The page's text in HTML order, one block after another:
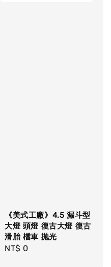
《美式工廠》4.5 漏斗型
大燈 頭燈 復古大燈 復古
滑胎 檔車 抛光
Regular
NT$ 0